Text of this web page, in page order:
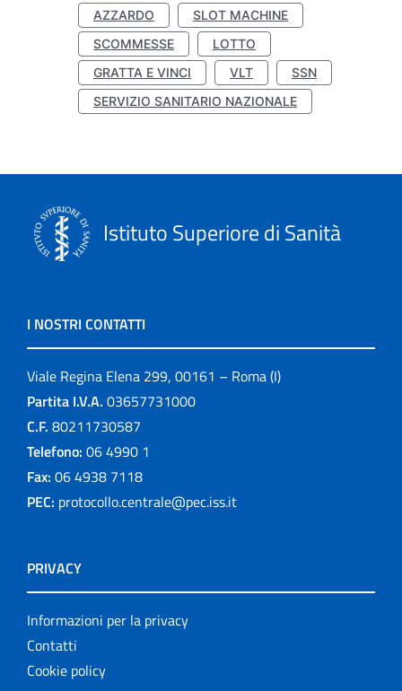
AZZARDO
SLOT MACHINE
SCOMMESSE
LOTTO
GRATTA E VINCI
VLT
SSN
SERVIZIO SANITARIO NAZIONALE
Istituto Superiore di Sanità
I NOSTRI CONTATTI
Viale Regina Elena 299, 00161 – Roma (I)
Partita I.V.A. 03657731000
C.F. 80211730587
Telefono: 06 4990 1
Fax: 06 4938 7118
PEC: protocollo.centrale@pec.iss.it
PRIVACY
Informazioni per la privacy
Contatti
Cookie policy